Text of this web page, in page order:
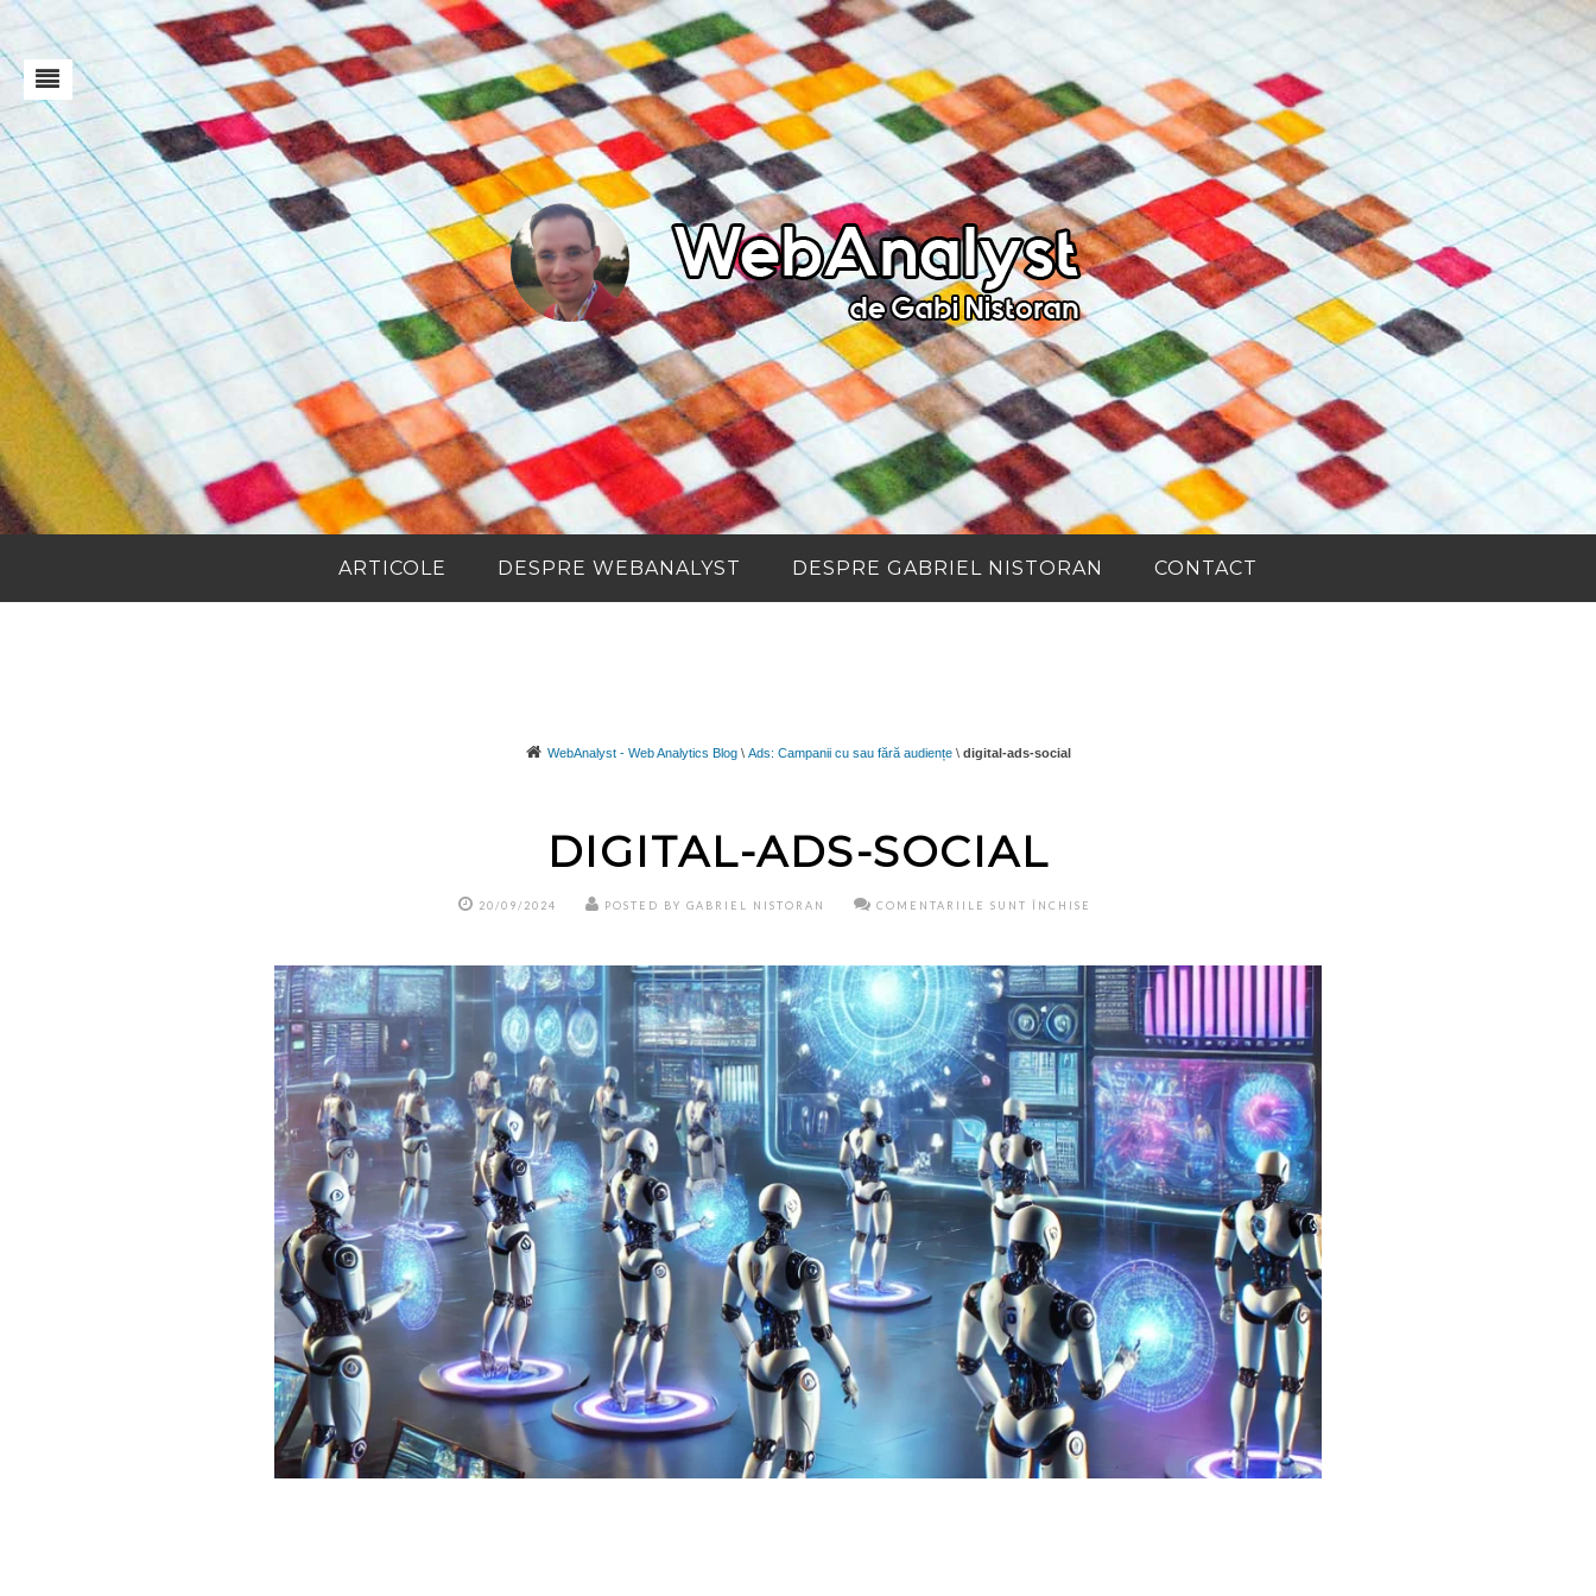
ARTICOLE DESPRE WEBANALYST DESPRE GABRIEL NISTORAN CONTACT
WebAnalyst - Web Analytics Blog\ Ads: Campanii cu sau fără audiențe\ digital-ads-social
DIGITAL-ADS-SOCIAL
20/09/2024 POSTED BY GABRIEL NISTORAN COMENTARIILE SUNT ÎNCHISE